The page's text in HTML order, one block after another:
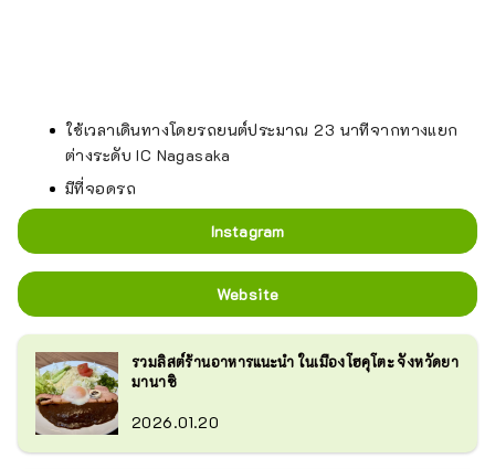
ใช้เวลาเดินทางโดยรถยนต์ประมาณ 23 นาทีจากทางแยก
ต่างระดับ IC Nagasaka
มีที่จอดรถ
Instagram
Website
รวมลิสต์ร้านอาหารแนะนำ ในเมืองโฮคุโตะ จังหวัดยา
มานาชิ
2026.01.20